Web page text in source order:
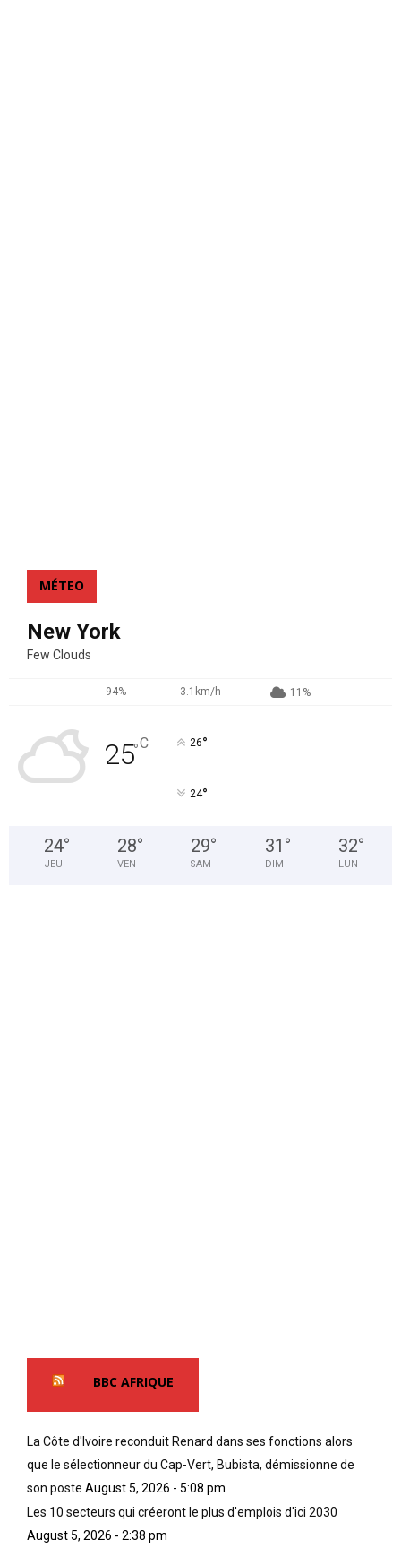
MÉTEO
New York
Few Clouds
94% 3.1km/h 11%
25°C 26°
24°
24°
JEU
28°
VEN
29°
SAM
31 °
DIM
32°
LUN
BBC AFRIQUE
La Côte d'Ivoire reconduit Renard dans ses fonctions alors
que le sélectionneur du Cap-Vert, Bubista, démissionne de
son poste August 5, 2026 - 5:08 pm
Les 10 secteurs qui créeront le plus d'emplois d'ici 2030
August 5, 2026 - 2:38 pm